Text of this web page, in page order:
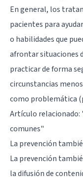
En general, los
pacientes para
o habilidades que
afrontar situaciones
practicar de forma
circunstancias
como problemática
Artículo relacionado:
comunes"
La prevención
La prevención
la difusión de